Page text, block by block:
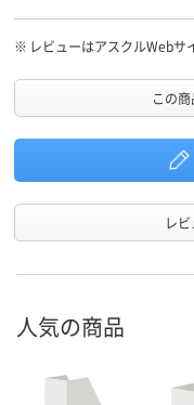
※ レビューはアスクルWebサ
この
レ
人気の商品